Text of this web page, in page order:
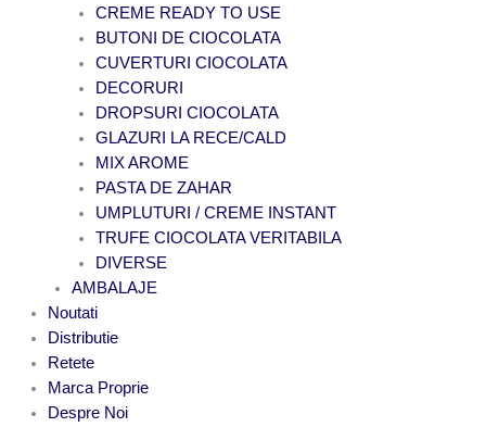
CREME READY TO USE
BUTONI DE CIOCOLATA
CUVERTURI CIOCOLATA
DECORURI
DROPSURI CIOCOLATA
GLAZURI LA RECE/CALD
MIX AROME
PASTA DE ZAHAR
UMPLUTURI / CREME INSTANT
TRUFE CIOCOLATA VERITABILA
DIVERSE
AMBALAJE
Noutati
Distributie
Retete
Marca Proprie
Despre Noi